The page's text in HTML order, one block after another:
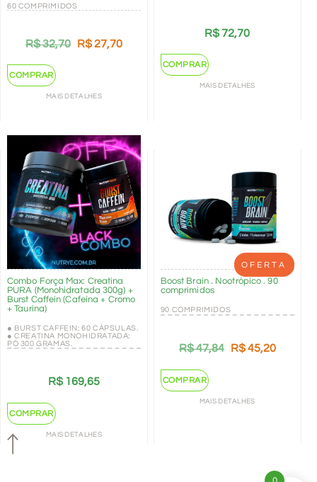
60 COMPRIMIDOS
R$32,70 R$27,70
COMPRAR
MAIS DETALHES
R$72,70
COMPRAR
MAIS DETALHES
Combo Força Max: Creatina
PURA (Monohidratada 300g) +
Burst Caffein (Cafeína + Cromo
+ Taurina)
● BURST CAFFEIN: 60 CÁPSULAS.
● CREATINA MONOHIDRATADA:
PÓ 300 GRAMAS.
R$169,65
COMPRAR
MAIS DETALHES
OFERTA
Boost Brain . Nootrópico . 90
comprimidos
90 COMPRIMIDOS
R$47,84 R$45,20
COMPRAR
MAIS DETALHES